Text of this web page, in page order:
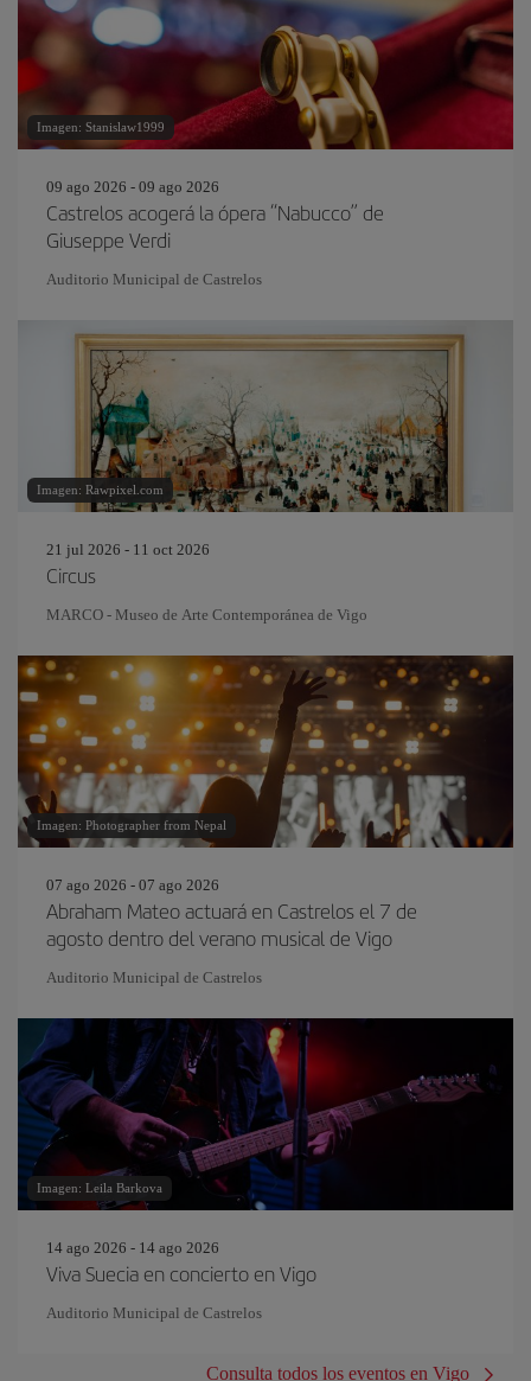
Imagen: Stanislaw1999
09 ago 2026 - 09 ago 2026
Castrelos acogerá la ópera “Nabucco” de
Giuseppe Verdi
Auditorio Municipal de Castrelos
Imagen: Rawpixel.com
21 jul 2026 - 11 oct 2026
Circus
MARCO - Museo de Arte Contemporánea de Vigo
Imagen: Photographer from Nepal
07 ago 2026 - 07 ago 2026
Abraham Mateo actuará en Castrelos el 7 de
agosto dentro del verano musical de Vigo
Auditorio Municipal de Castrelos
Imagen: Leila Barkova
14 ago 2026 - 14 ago 2026
Viva Suecia en concierto en Vigo
Auditorio Municipal de Castrelos
Consulta todos los eventos en Vigo